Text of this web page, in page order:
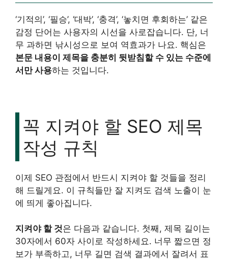
‘기적의’, ‘필승’, ‘대박’, ‘충격’, ‘놓치면 후회하는’ 같은
감정 단어는 사용자의 시선을 사로잡습니다. 단, 너
무 과하면 낚시성으로 보여 역효과가 나요. 핵심은
본문 내용이 제목을 충분히 뒷받침할 수 있는 수준에
서만 사용하는 것입니다.
꼭 지켜야 할 SEO 제목
작성 규칙
이제 SEO 관점에서 반드시 지켜야 할 것들을 정리
해 드릴게요. 이 규칙들만 잘 지켜도 검색 노출이 눈
에 띄게 좋아집니다.
지켜야 할 것은 다음과 같습니다. 첫째, 제목 길이는
30자에서 60자 사이로 작성하세요. 너무 짧으면 정
보가 부족하고, 너무 길면 검색 결과에서 잘려서 표